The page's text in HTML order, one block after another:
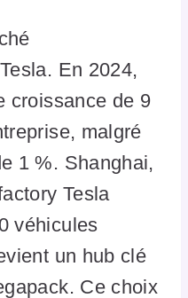
En 2024,
croissance de 9
malgré
1 %. Shanghai,
Tesla
véhicules
un hub clé
Ce choix